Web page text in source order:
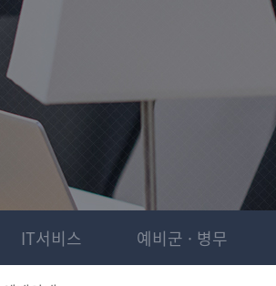
IT서비스 예비군 · 병무